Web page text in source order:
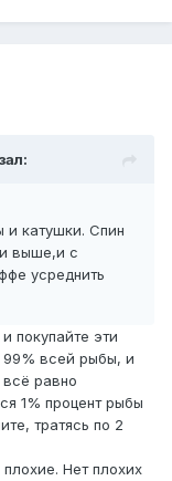
и катушки. Спин
и выше,и с
усреднить
покупайте эти
99% всей рыбы, и
всё равно
1% процент рыбы
тратясь по 2
Нет плохих